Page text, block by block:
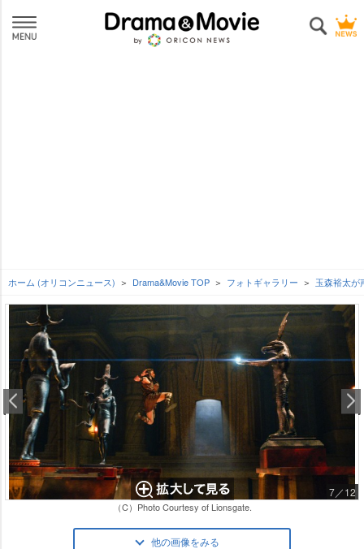
ホーム (オリコンニュース) Drama&Movie TOP フォトギャラリー 玉森裕太が
7／12
（C）Photo Courtesy of Lionsgate.
他の画像をみる